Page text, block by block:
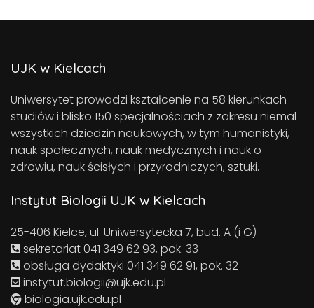
UJK w Kielcach
Uniwersytet prowadzi kształcenie na 58 kierunkach
studiów i blisko 150 specjalnościach z zakresu niemal
wszystkich dziedzin naukowych, w tym humanistyki,
nauk społecznych, nauk medycznych i nauk o
zdrowiu, nauk ścisłych i przyrodniczych, sztuki.
Instytut Biologii UJK w Kielcach
25-406 Kielce, ul. Uniwersytecka 7, bud. A (i G)
sekretariat 041 349 62 93, pok. 33
obsługa dydaktyki 041 349 62 91, pok. 32
instytut.biologii@ujk.edu.pl
biologia.ujk.edu.pl